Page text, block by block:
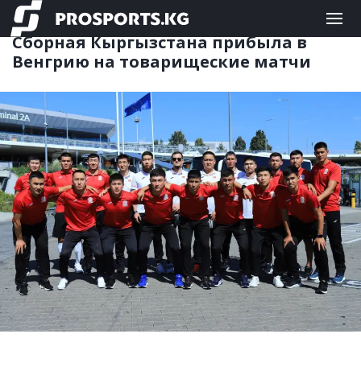
ФУТЗАЛ 29.08.2025 08:51
Сборная Кыргызстана прибыла в
Венгрию на товарищеские матчи